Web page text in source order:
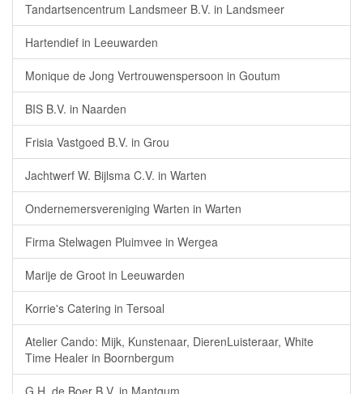
Tandartsencentrum Landsmeer B.V. in Landsmeer
Hartendief in Leeuwarden
Monique de Jong Vertrouwenspersoon in Goutum
BIS B.V. in Naarden
Frisia Vastgoed B.V. in Grou
Jachtwerf W. Bijlsma C.V. in Warten
Ondernemersvereniging Warten in Warten
Firma Stelwagen Pluimvee in Wergea
Marije de Groot in Leeuwarden
Korrie's Catering in Tersoal
Atelier Cando: Mijk, Kunstenaar, DierenLuisteraar, White
Time Healer in Boornbergum
G.H. de Boer B.V. in Mantgum